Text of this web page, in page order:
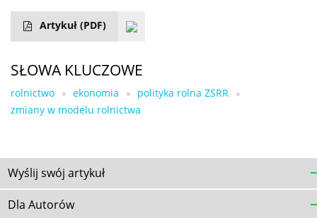
Artykuł (PDF)
SŁOWA KLUCZOWE
rolnictwo ekonomia
polityka rolna ZSRR
zmiany w modelu rolnictwa
Wyślij swój artykuł
Dla Autorów